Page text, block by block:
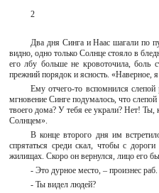
2
Два дня Синга и Наас шагали по
видно, одно только Солнце стояло в
его лбу больше не кровоточила, боль
прежний порядок и ясность. «Наверное,
Ему отчего-то вспомнился
мгновение Синге подумалось, что
твоего дома? У тебя ее украли? Нет! Ты,
Солнцем».
В конце второго дня им
спрятаться среди скал, чтобы с
жилищах. Скоро он вернулся, лицо его
- Это дурное место, – произнес
- Ты видел людей?